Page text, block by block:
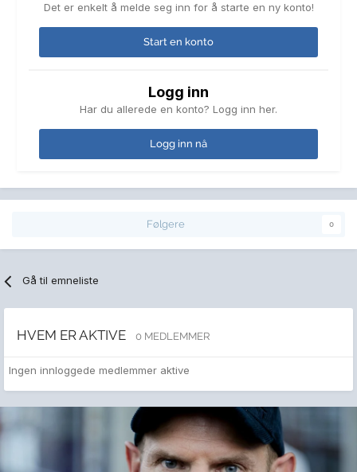
Det er enkelt å melde seg inn for å starte en ny konto!
Start en konto
Logg inn
Har du allerede en konto? Logg inn her.
Logg inn nå
Følgere 0
Gå til emneliste
HVEM ER AKTIVE 0 MEDLEMMER
Ingen innloggede medlemmer aktive